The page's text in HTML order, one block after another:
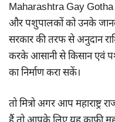
Maharashtra Gay Gotha
और पशुपालकों को उनके
सरकार की तरफ से अनुदान
करके आसानी से किसान एवं
का निर्माण करा सकें।
तो मित्रो अगर आप